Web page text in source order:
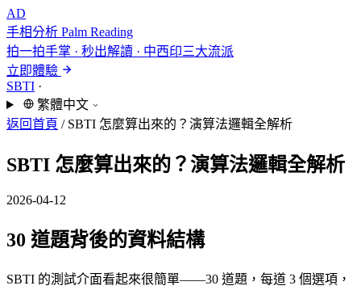
AD
手相分析 Palm Reading
拍一拍手掌 · 秒出解讀 · 中西印三大流派
立即體驗
SBTI ·
繁體中文
返回首頁 / SBTI 怎麼算出來的？演算法邏輯全解析
SBTI 怎麼算出來的？演算法邏輯全解析
2026-04-12
30 道題背後的資料結構
SBTI 的測試介面看起來很簡單——30 道題，每道 3 個選項，